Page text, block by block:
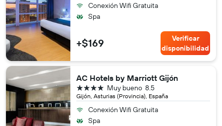
Conexión Wifi Gratuita
Spa
+$169
Verificar
disponibilidad
AC Hotels by Marriott Gijón
Gijón, Asturias (Provincia), España
8.5
Muy bueno
4 estrellas
Conexión Wifi Gratuita
Spa